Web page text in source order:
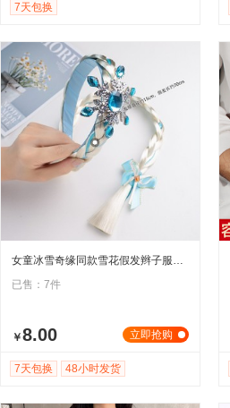
7天包换
女童冰雪奇缘同款雪花假发辫子服装配件儿童爱莎公主女童发饰潮
已售：7件
立即抢购
￥8.00
7天包换 48小时发货